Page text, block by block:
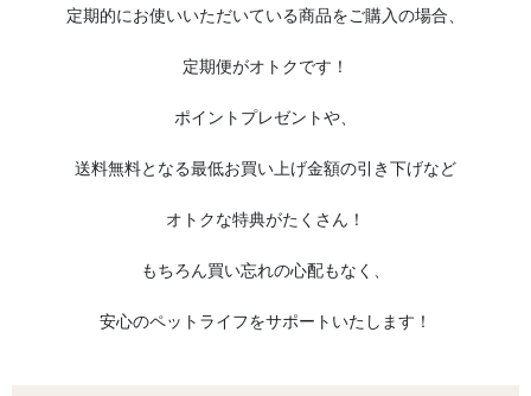
定期的にお使いいただいている商品をご購入の場合、
定期便がオトクです！
ポイントプレゼントや、
送料無料となる最低お買い上げ金額の引き下げなど
オトクな特典がたくさん！
もちろん買い忘れの心配もなく、
安心のペットライフをサポートいたします！